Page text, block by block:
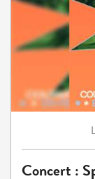
Concert :